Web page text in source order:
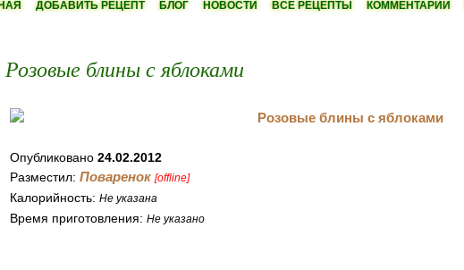
ДОБАВИТЬ РЕЦЕПТ БЛОГ НОВОСТИ ВСЕ РЕЦЕПТЫ КОММЕНТАРИИ
Розовые блины с яблоками
Опубликовано 24.02.2012
Разместил: Поваренок [offline]
Калорийность: Не указана
Время приготовления: Не указано